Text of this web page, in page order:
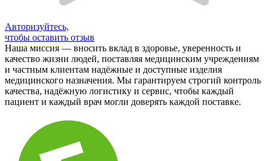
Авторизуйтесь,
чтобы оставить отзыв
Наша миссия — вносить вклад в здоровье, уверенность и
качество жизни людей, поставляя медицинским учреждениям
и частным клиентам надёжные и доступные изделия
медицинского назначения. Мы гарантируем строгий контроль
качества, надёжную логистику и сервис, чтобы каждый
пациент и каждый врач могли доверять каждой поставке.